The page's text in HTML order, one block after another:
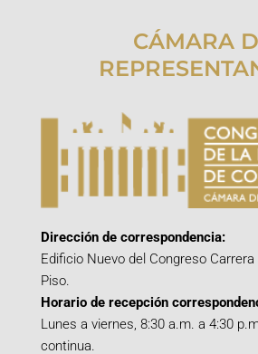
CÁMARA
Dirección de correspondencia:
Edificio Nuevo del Congreso
Piso.
Horario de recepción
Lunes a viernes, 8:30 a.m. a 4:30
continua.